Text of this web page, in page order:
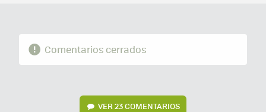
Comentarios cerrados
VER 23 COMENTARIOS